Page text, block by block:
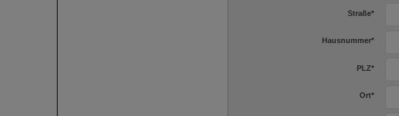
Straße*
Hausnummer*
PLZ*
Ort*